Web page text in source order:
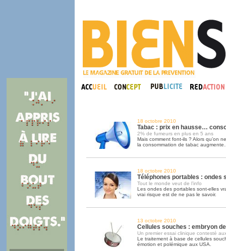
18 octobre 2010
Tabac : prix en hausse…
2% de fumeurs en plus en 5 ans
Mais comment font-ils ? Alors qu’on
la consommation de tabac
18 octobre 2010
Téléphones portables : ondes
Tout le monde veut de l’info
Les ondes des portables sont-elles
vrai risque est de ne pas le savoir.
13 octobre 2010
Cellules souches : embryon
Un premier essai clinique contesté
Le traitement à base de cellules
émotion et polémique aux USA.